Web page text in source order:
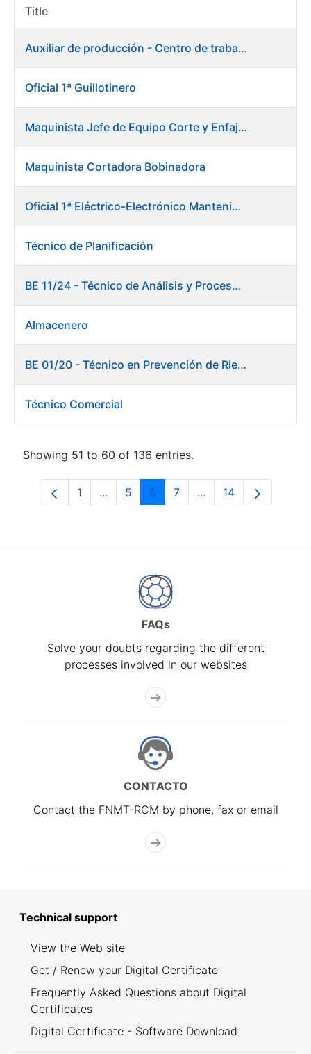
Show/Hide
Show/Hide
Show/Hide
Title
Item
Auxiliar de producción - Centro de trabajo de Burgos
Oficial 1ª Guillotinero
Maquinista Jefe de Equipo Corte y Enfajado
Maquinista Cortadora Bobinadora
Oficial 1ª Eléctrico-Electrónico Mantenimiento Destacado
Técnico de Planificación
BE 11/24 - Técnico de Análisis y Procesos de Laboratorio
Almacenero
BE 01/20 - Técnico en Prevención de Riesgos Laborales
Técnico Comercial
Showing 51 to 60 of 136 entries.
Page
1 ...Intermediate Pages Use TAB to
Page
5 Page
6 Page
7 ...Intermediate Pages
Page
14
FAQs
Solve your doubts regarding the different
processes involved in our websites
CONTACTO
Contact the FNMT-RCM by phone, fax or email
Technical support
View the Web site
Get / Renew your Digital Certificate
Frequently Asked Questions about Digital
Certificates
Digital Certificate - Software Download